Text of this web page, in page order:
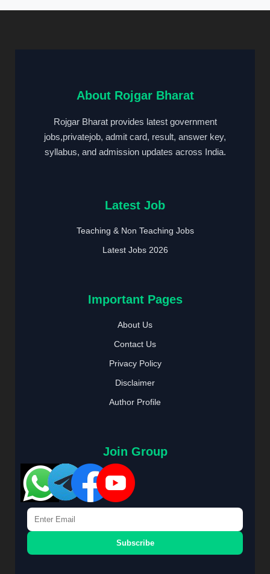
About Rojgar Bharat
Rojgar Bharat provides latest government
jobs,privatejob, admit card, result, answer key,
syllabus, and admission updates across India.
Latest Job
Teaching & Non Teaching Jobs
Latest Jobs 2026
Important Pages
About Us
Contact Us
Privacy Policy
Disclaimer
Author Profile
Join Group
Subscribe